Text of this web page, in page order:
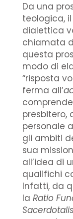
Da una
teologica,
dialettica
chiamata
questa
modo di
“risposta
ferma all’
presbitero,
personale
gli ambiti
sua
all’idea di
qualifichi
Infatti, da
la Ratio
Sacerdotalis